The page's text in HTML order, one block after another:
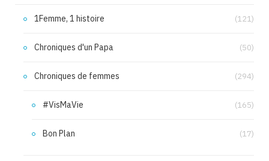
1Femme, 1 histoire (121)
Chroniques d'un Papa (50)
Chroniques de femmes (294)
#VisMaVie (165)
Bon Plan (17)